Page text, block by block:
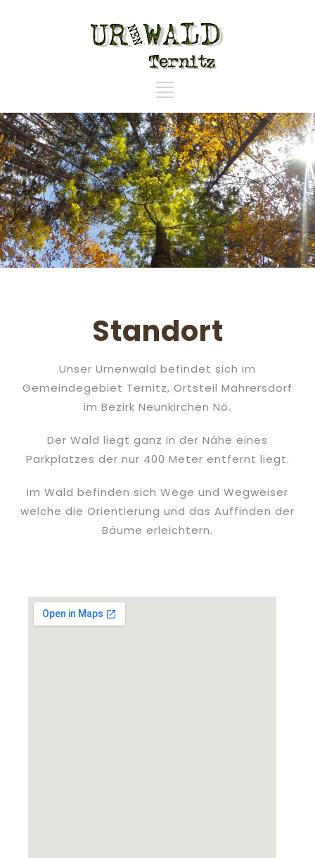
Standort
Unser Urnenwald befindet sich im
Gemeindegebiet Ternitz, Ortsteil Mahrersdorf
im Bezirk Neunkirchen Nö.
Der Wald liegt ganz in der Nähe eines
Parkplatzes der nur 400 Meter entfernt liegt.
Im Wald befinden sich Wege und Wegweiser
welche die Orientierung und das Auffinden der
Bäume erleichtern.